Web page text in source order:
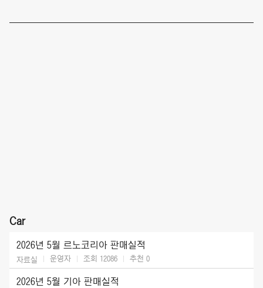
Car
2026년 5월 르노코리아 판매실적
자료실 운영자 조회 12086 추천 0
2026년 5월 기아 판매실적